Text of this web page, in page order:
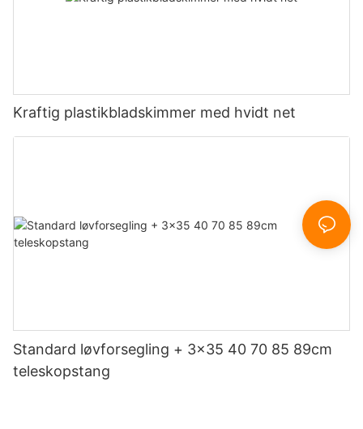
Kraftig plastikbladskimmer med hvidt net
Standard løvforsegling + 3x35 40 70 85 89cm
teleskopstang